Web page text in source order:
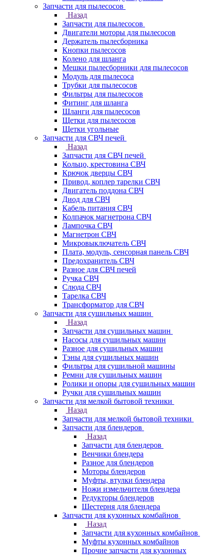
Запчасти для пылесосов
Назад
Запчасти для пылесосов
Двигатели моторы для пылесосов
Держатель пылесборника
Кнопки пылесосов
Колено для шланга
Мешки пылесборники для пылесосов
Модуль для пылесоса
Трубки для пылесосов
Фильтры для пылесосов
Фитинг для шланга
Шланги для пылесосов
Щетки для пылесосов
Щетки угольные
Запчасти для СВЧ печей
Назад
Запчасти для СВЧ печей
Кольцо, крестовина СВЧ
Крючок дверцы СВЧ
Привод, коплер тарелки СВЧ
Двигатель поддона СВЧ
Диод для СВЧ
Кабель питания СВЧ
Колпачок магнетрона СВЧ
Лампочка СВЧ
Магнетрон СВЧ
Микровыключатель СВЧ
Плата, модуль, сенсорная панель СВЧ
Предохранитель СВЧ
Разное для СВЧ печей
Ручка СВЧ
Слюда СВЧ
Тарелка СВЧ
Трансформатор для СВЧ
Запчасти для сушильных машин
Назад
Запчасти для сушильных машин
Насосы для сушильных машин
Разное для сушильных машин
Тэны для сушильных машин
Фильтры для сушильной машины
Ремни для сушильных машин
Ролики и опоры для сушильных машин
Ручки для сушильных машин
Запчасти для мелкой бытовой техники
Назад
Запчасти для мелкой бытовой техники
Запчасти для блендеров
Назад
Запчасти для блендеров
Венчики блендера
Разное для блендеров
Моторы блендеров
Муфты, втулки блендера
Ножи измельчителя блендера
Редукторы блендеров
Шестерня для блендера
Запчасти для кухонных комбайнов
Назад
Запчасти для кухонных комбайнов
Муфты кухонных комбайнов
Прочие запчасти для кухонных